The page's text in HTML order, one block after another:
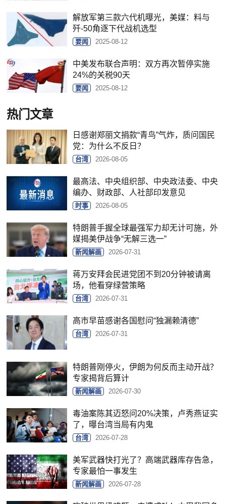
解放军第三款六代机曝光，美媒：料与
歼-50角逐下代战机选型
要闻 2025-08-12
中美发布联合声明：双方再次暂停实施
24%的关税90天
要闻 2025-08-12
热门文章
日感谢郑丽文捐款“青鸟”气炸，质问国民
党：为什么不反日？
台湾 2026-08-05
最高法、中央组织部、中央政法委、中央
编办、财政部、人社部印发意见
时事 2026-08-05
特朗普手握全球最强军力却无计可施，外
媒揭美伊战争“无解三选一”
新闻解画 2026-07-31
蒋万安拜会民进党团不到20分钟被请离
场，他看穿绿营策略
台湾 2026-07-31
高市早苗感谢各国慰问“独漏赖清德”
台湾 2026-07-31
特朗普刚停火，伊朗为何反而主动开战？
专家揭背后算计
新闻解画 2026-07-30
毒油案陈其迈怒问20%决策，卢秀燕证实
了，曝台湾当局有内鬼
台湾 2026-07-28
美军武器快打光了？高端武器库存告急，
专家最怕一事发生
新闻解画 2026-07-28